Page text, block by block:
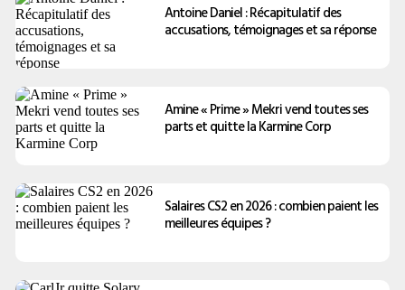
Antoine Daniel : Récapitulatif des
accusations, témoignages et sa réponse
Amine « Prime » Mekri vend toutes ses
parts et quitte la Karmine Corp
Salaires CS2 en 2026 : combien paient les
meilleures équipes ?